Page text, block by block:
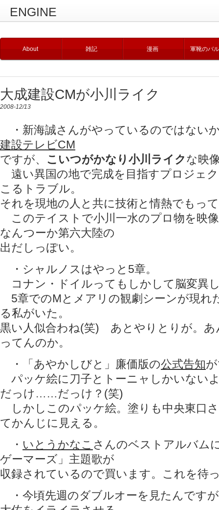
ENGINE
About 雑記 漫画 軍靴のバ
大成建設CMが小川ライク
2008-12/13
・新海誠さんがやっているのではない
建設テレビCM
ですが、 こいつがかなり小川ライクな映
遠い異国の地で完成を目指すプロジェ
こるトラブル。
それを現地の人と共に技術と情熱でもっ
このテイストで小川一水のプロ物を映
なんつーか第六大陸の
出だしっぽい。
・シャルノスはやっと5章。
コナン・ドイルってもしかして脳変異
5章でのMとメアリの観劇シーンが現れ
る私がいた。
黒い人似合わね(笑) あとやりとりが。あ
ってんのか。
・「あやかしびと」廉価版の公式告知
パッケ絵に刀子とトーニャしかいない
だっけ……だっけ？(笑)
しかしこのパッケ絵。塗りも中央東口
てかんじに見える。
・ いとうかなこ さんのベストアルバム
ゲーマーズ」主題歌が
収録されているので買います。これを待
・今頃先週のダブルオーを見たんです